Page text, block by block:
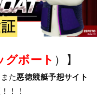
グボート ）】
た悪徳競艇予想サイト
！！